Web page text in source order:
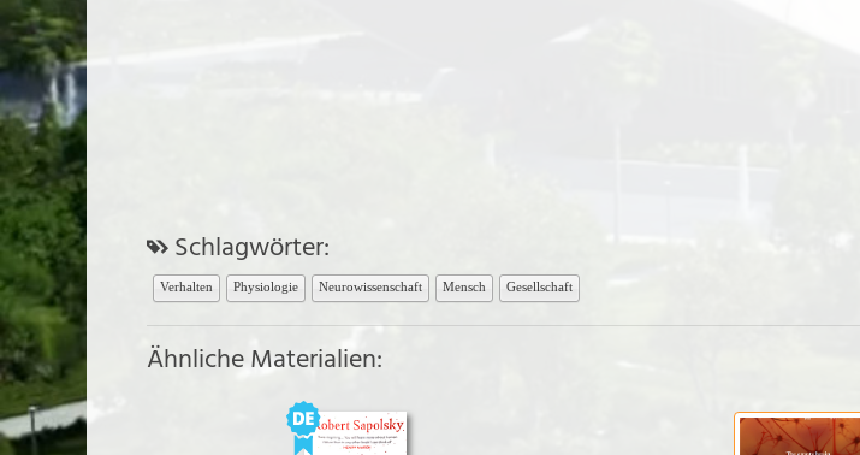
Schlagwörter:
Verhalten Physiologie Neurowissenschaft Mensch Gesellschaft
Ähnliche Materialien: